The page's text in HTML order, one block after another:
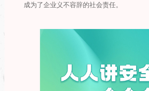
成为了企业义不容辞的社会责任。